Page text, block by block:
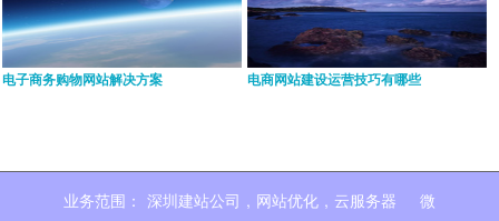
电子商务购物网站解决方案 电商网站建设运营技巧有哪些
业务范围： 深圳建站公司 , 网站优化 , 云服务器
微